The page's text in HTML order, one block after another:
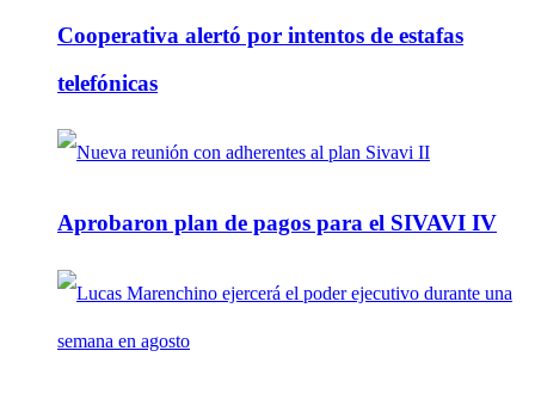
Cooperativa alertó por intentos de estafas
telefónicas
Aprobaron plan de pagos para el SIVAVI IV